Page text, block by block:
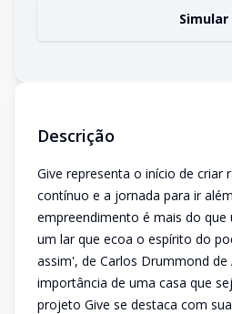
Simular
Descrição
Give representa o início de criar
contínuo e a jornada para ir
empreendimento é mais do que
um lar que ecoa o espírito do
assim', de Carlos Drummond
importância de uma casa que
projeto Give se destaca com